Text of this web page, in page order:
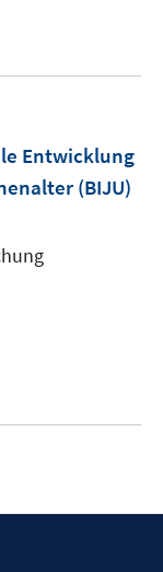
Entwicklung
(BIJU)